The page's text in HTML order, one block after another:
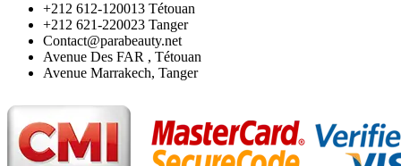
‪+212 612-120013 Tétouan
‪+212 621-220023 Tanger
Contact@parabeauty.net
Avenue Des FAR , Tétouan
Avenue Marrakech, Tanger